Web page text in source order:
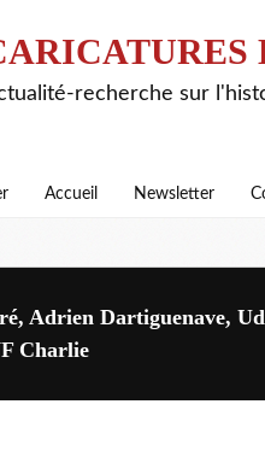
recherche sur
Accueil Newsletter
Adrien Dartiguenave,
Charlie